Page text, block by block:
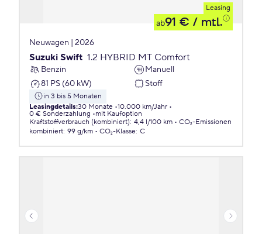
Leasing
ab91 € / mtl.
Neuwagen | 2026
Suzuki Swift 1.2 HYBRID MT Comfort
Benzin
Manuell
81 PS (60 kW)
Stoff
in 3 bis 5 Monaten
Leasingdetails:30 Monate 10.000 km/Jahr
0 € Sonderzahlung
mit Kaufoption
Kraftstoffverbrauch (kombiniert): 4,4 l/100 km
CO₂-Emissionen
kombiniert: 99 g/km CO₂-Klasse: C